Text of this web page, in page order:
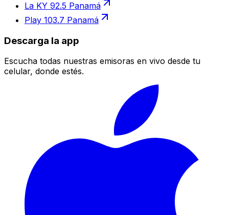
La KY 92.5 Panamá
Play 103.7 Panamá
Descarga la app
Escucha todas nuestras emisoras en vivo desde tu
celular, donde estés.